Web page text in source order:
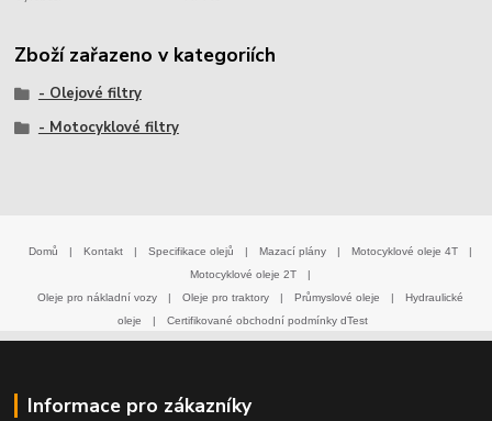
Zboží zařazeno v kategoriích
- Olejové filtry
- Motocyklové filtry
Domů | Kontakt | Specifikace olejů | Mazací plány | Motocyklové oleje 4T
|
Motocyklové oleje 2T
|
Oleje pro nákladní vozy
| Oleje pro traktory | Průmyslové oleje |
Hydraulické
oleje
| Certifikované obchodní podmínky dTest
Informace pro zákazníky